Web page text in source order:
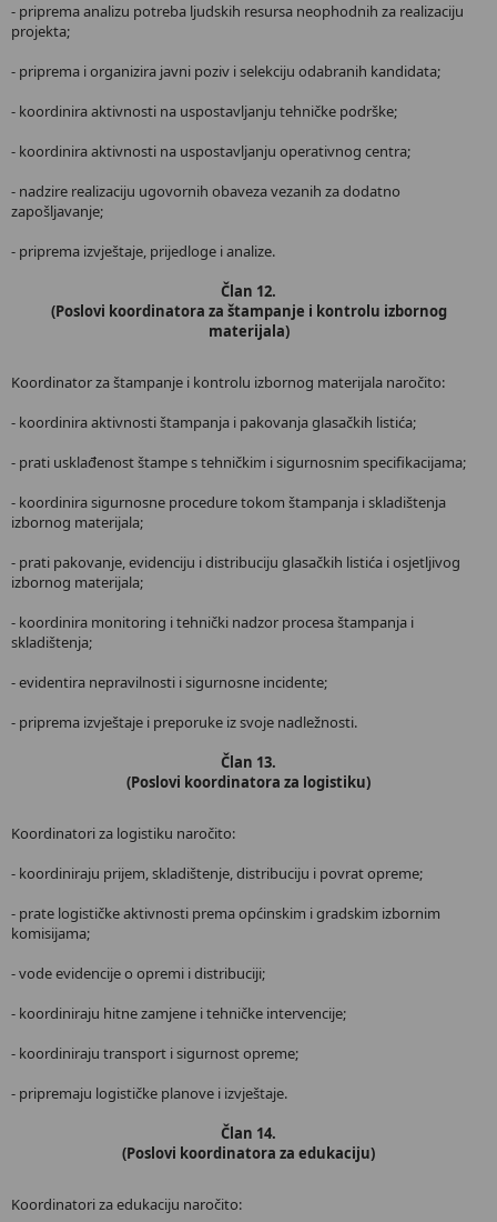
- priprema analizu potreba ljudskih resursa neophodnih za realizaciju
projekta;
- priprema i organizira javni poziv i selekciju odabranih kandidata;
- koordinira aktivnosti na uspostavljanju tehničke podrške;
- koordinira aktivnosti na uspostavljanju operativnog centra;
- nadzire realizaciju ugovornih obaveza vezanih za dodatno
zapošljavanje;
- priprema izvještaje, prijedloge i analize.
Član 12.
(Poslovi koordinatora za štampanje i kontrolu izbornog
materijala)
Koordinator za štampanje i kontrolu izbornog materijala naročito:
- koordinira aktivnosti štampanja i pakovanja glasačkih listića;
- prati usklađenost štampe s tehničkim i sigurnosnim specifikacijama;
- koordinira sigurnosne procedure tokom štampanja i skladištenja
izbornog materijala;
- prati pakovanje, evidenciju i distribuciju glasačkih listića i osjetljivog
izbornog materijala;
- koordinira monitoring i tehnički nadzor procesa štampanja i
skladištenja;
- evidentira nepravilnosti i sigurnosne incidente;
- priprema izvještaje i preporuke iz svoje nadležnosti.
Član 13.
(Poslovi koordinatora za logistiku)
Koordinatori za logistiku naročito:
- koordiniraju prijem, skladištenje, distribuciju i povrat opreme;
- prate logističke aktivnosti prema općinskim i gradskim izbornim
komisijama;
- vode evidencije o opremi i distribuciji;
- koordiniraju hitne zamjene i tehničke intervencije;
- koordiniraju transport i sigurnost opreme;
- pripremaju logističke planove i izvještaje.
Član 14.
(Poslovi koordinatora za edukaciju)
Koordinatori za edukaciju naročito: